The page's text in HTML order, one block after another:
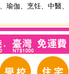
瑜伽 烹饪 中醫